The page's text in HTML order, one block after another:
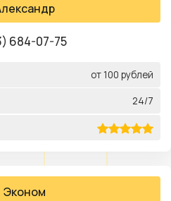
684-07-75
от 100 рублей
24/7
Эконом